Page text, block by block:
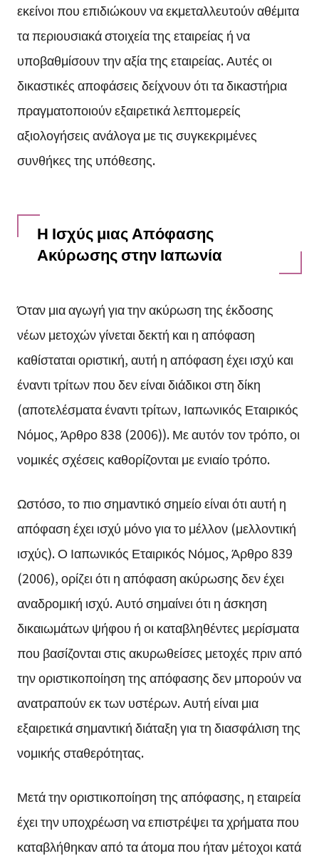
εκείνοι που επιδιώκουν να εκμεταλλευτούν αθέμιτα
τα περιουσιακά στοιχεία της εταιρείας ή να
υποβαθμίσουν την αξία της εταιρείας. Αυτές οι
δικαστικές αποφάσεις δείχνουν ότι τα δικαστήρια
πραγματοποιούν εξαιρετικά λεπτομερείς
αξιολογήσεις ανάλογα με τις συγκεκριμένες
συνθήκες της υπόθεσης.
Η Ισχύς μιας Απόφασης
Ακύρωσης στην Ιαπωνία
Όταν μια αγωγή για την ακύρωση της έκδοσης
νέων μετοχών γίνεται δεκτή και η απόφαση
καθίσταται οριστική, αυτή η απόφαση έχει ισχύ και
έναντι τρίτων που δεν είναι διάδικοι στη δίκη
(αποτελέσματα έναντι τρίτων, Ιαπωνικός Εταιρικός
Νόμος, Άρθρο 838 (2006)). Με αυτόν τον τρόπο, οι
νομικές σχέσεις καθορίζονται με ενιαίο τρόπο.
Ωστόσο, το πιο σημαντικό σημείο είναι ότι αυτή η
απόφαση έχει ισχύ μόνο για το μέλλον (μελλοντική
ισχύς). Ο Ιαπωνικός Εταιρικός Νόμος, Άρθρο 839
(2006), ορίζει ότι η απόφαση ακύρωσης δεν έχει
αναδρομική ισχύ. Αυτό σημαίνει ότι η άσκηση
δικαιωμάτων ψήφου ή οι καταβληθέντες μερίσματα
που βασίζονται στις ακυρωθείσες μετοχές πριν από
την οριστικοποίηση της απόφασης δεν μπορούν να
ανατραπούν εκ των υστέρων. Αυτή είναι μια
εξαιρετικά σημαντική διάταξη για τη διασφάλιση της
νομικής σταθερότητας.
Μετά την οριστικοποίηση της απόφασης, η εταιρεία
έχει την υποχρέωση να επιστρέψει τα χρήματα που
καταβλήθηκαν από τα άτομα που ήταν μέτοχοι κατά